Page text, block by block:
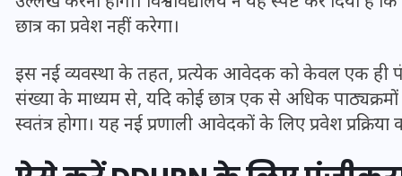
छात्र का प्रवेश नहीं करेगा।
इस नई व्यवस्था के तहत, प्रत्येक आवेदक को केवल एक ही
संख्या के माध्यम से, यदि कोई छात्र एक से अधिक
स्वतंत्र होगा। यह नई प्रणाली आवेदकों के लिए प्रवेश
UPSSSC Lekhpal Recruitment
2025: यूपी में लेखपाल के पदों
पर बंपर भर्ती का विज्ञापन जारी,
जानें कब से शुरू होंगे आवेदन
16 दिसम्बर 2025